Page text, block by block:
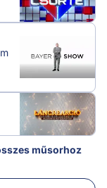
műsorhoz